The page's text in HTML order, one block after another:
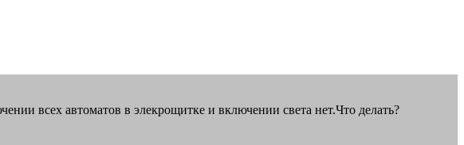
всех автоматов в элекрощитке и включении света нет.Что делать?